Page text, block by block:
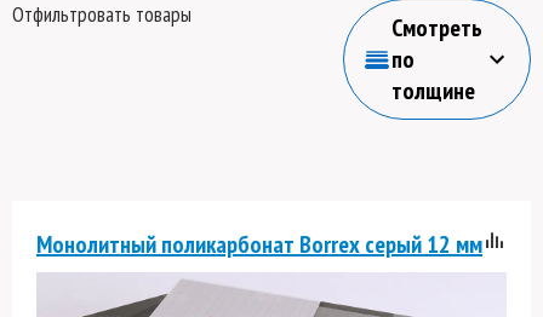
Отфильтровать товары
Смотреть
по
толщине
Монолитный поликарбонат Borrex серый 12 мм